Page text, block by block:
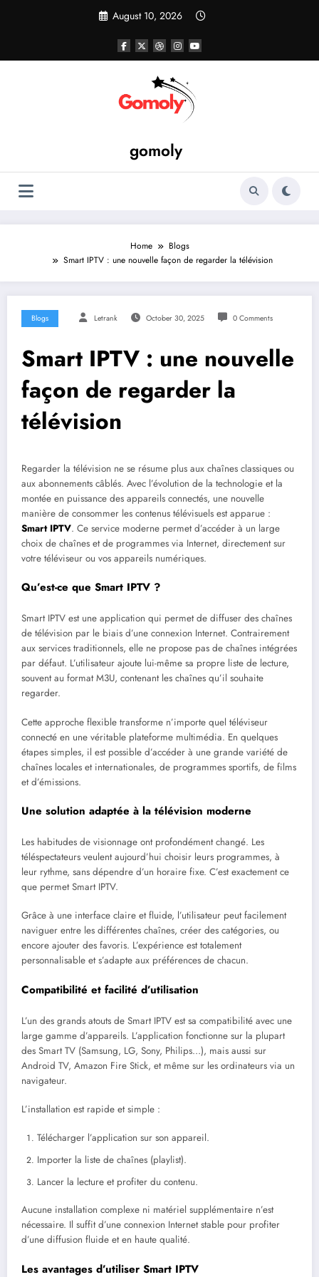
August 10, 2026
gomoly
Home
Blogs
Smart IPTV : une nouvelle façon de regarder la télévision
Blogs Letrank October 30, 2025 0 Comments
Smart IPTV : une nouvelle
façon de regarder la
télévision
Regarder la télévision ne se résume plus aux chaînes classiques ou
aux abonnements câblés. Avec l’évolution de la technologie et la
montée en puissance des appareils connectés, une nouvelle
manière de consommer les contenus télévisuels est apparue :
Smart IPTV. Ce service moderne permet d’accéder à un large
choix de chaînes et de programmes via Internet, directement sur
votre téléviseur ou vos appareils numériques.
Qu’est-ce que Smart IPTV ?
Smart IPTV est une application qui permet de diffuser des chaînes
de télévision par le biais d’une connexion Internet. Contrairement
aux services traditionnels, elle ne propose pas de chaînes intégrées
par défaut. L’utilisateur ajoute lui-même sa propre liste de lecture,
souvent au format M3U, contenant les chaînes qu’il souhaite
regarder.
Cette approche flexible transforme n’importe quel téléviseur
connecté en une véritable plateforme multimédia. En quelques
étapes simples, il est possible d’accéder à une grande variété de
chaînes locales et internationales, de programmes sportifs, de films
et d’émissions.
Une solution adaptée à la télévision moderne
Les habitudes de visionnage ont profondément changé. Les
téléspectateurs veulent aujourd’hui choisir leurs programmes, à
leur rythme, sans dépendre d’un horaire fixe. C’est exactement ce
que permet Smart IPTV.
Grâce à une interface claire et fluide, l’utilisateur peut facilement
naviguer entre les différentes chaînes, créer des catégories, ou
encore ajouter des favoris. L’expérience est totalement
personnalisable et s’adapte aux préférences de chacun.
Compatibilité et facilité d’utilisation
L’un des grands atouts de Smart IPTV est sa compatibilité avec une
large gamme d’appareils. L’application fonctionne sur la plupart
des Smart TV (Samsung, LG, Sony, Philips…), mais aussi sur
Android TV, Amazon Fire Stick, et même sur les ordinateurs via un
navigateur.
L’installation est rapide et simple :
Télécharger l’application sur son appareil.
Importer la liste de chaînes (playlist).
Lancer la lecture et profiter du contenu.
Aucune installation complexe ni matériel supplémentaire n’est
nécessaire. Il suffit d’une connexion Internet stable pour profiter
d’une diffusion fluide et en haute qualité.
Les avantages d’utiliser Smart IPTV